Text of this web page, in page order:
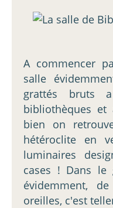
A commencer
salle
grattés bruts
bibliothèques et
bien on
hétéroclite en
luminaires
cases ! Dans le
évidemment,
oreilles, c'est